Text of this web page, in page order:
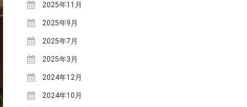
2025年11月
2025年9月
2025年7月
2025年3月
2024年12月
2024年10月